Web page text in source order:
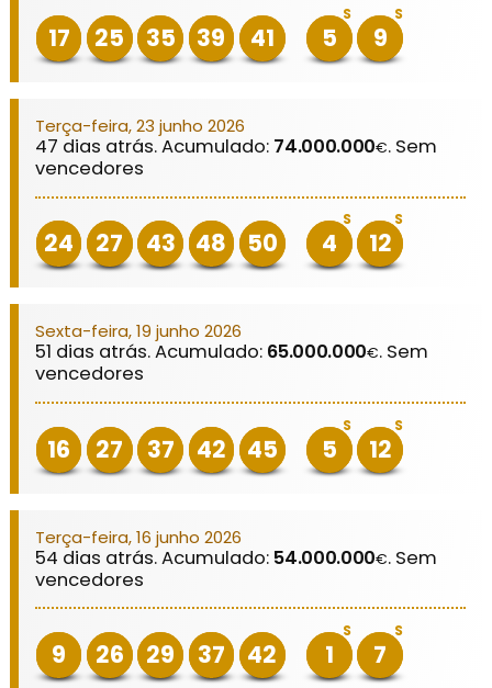
17 25 35 39 41
S
5
S
9
Terça-feira, 23 junho 2026
47 dias atrás. Acumulado: 74.000.000€. Sem
vencedores
24 27 43 48 50
S
4
S
12
Sexta-feira, 19 junho 2026
51 dias atrás. Acumulado: 65.000.000€. Sem
vencedores
16 27 37 42 45
S
5
S
12
Terça-feira, 16 junho 2026
54 dias atrás. Acumulado: 54.000.000€. Sem
vencedores
9 26 29 37 42
S
1
S
7